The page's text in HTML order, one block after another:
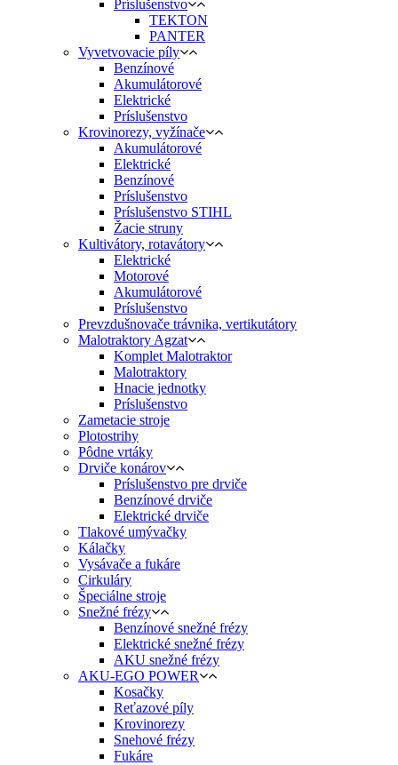
Príslušenstvo
TEKTON
PANTER
Vyvetvovacie píly
Benzínové
Akumulátorové
Elektrické
Príslušenstvo
Krovinorezy, vyžínače
Akumulátorové
Elektrické
Benzínové
Príslušenstvo
Príslušenstvo STIHL
Žacie struny
Kultivátory, rotavátory
Elektrické
Motorové
Akumulátorové
Príslušenstvo
Prevzdušnovače trávnika, vertikutátory
Malotraktory Agzat
Komplet Malotraktor
Malotraktory
Hnacie jednotky
Príslušenstvo
Zametacie stroje
Plotostrihy
Pôdne vrtáky
Drviče konárov
Príslušenstvo pre drviče
Benzínové drviče
Elektrické drviče
Tlakové umývačky
Kálačky
Vysávače a fukáre
Cirkuláry
Špeciálne stroje
Snežné frézy
Benzínové snežné frézy
Elektrické snežné frézy
AKU snežné frézy
AKU-EGO POWER
Kosačky
Reťazové píly
Krovinorezy
Snehové frézy
Fukáre